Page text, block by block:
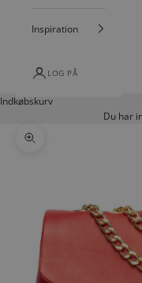
Inspiration
LOG PÅ
Indkøbskurv
Du har
Zoom